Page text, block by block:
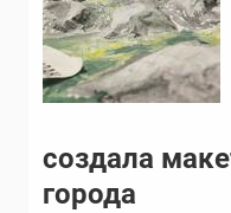
создала
города